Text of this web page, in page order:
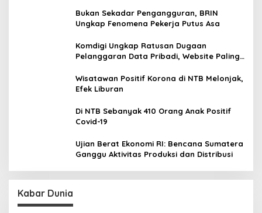
Bukan Sekadar Pengangguran, BRIN
Ungkap Fenomena Pekerja Putus Asa
Komdigi Ungkap Ratusan Dugaan
Pelanggaran Data Pribadi, Website Paling
Wisatawan Positif Korona di NTB Melonjak,
Efek Liburan
Di NTB Sebanyak 410 Orang Anak Positif
Covid-19
Ujian Berat Ekonomi RI: Bencana Sumatera
Ganggu Aktivitas Produksi dan Distribusi
Kabar Dunia